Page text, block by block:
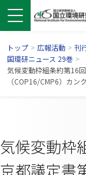
トップ > 広報活動 > 刊
国環研ニュース 29巻 >
気候変動枠組条約第16
（COP16/CMP6）カン
気候変動枠
京都議定書